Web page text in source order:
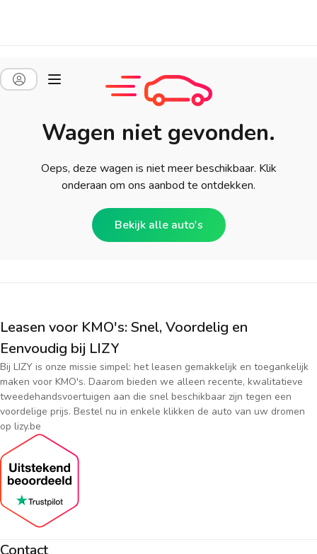
Wagen niet gevonden.
Oeps, deze wagen is niet meer beschikbaar. Klik
onderaan om ons aanbod te ontdekken.
Bekijk alle auto's
Leasen voor KMO's: Snel, Voordelig en
Eenvoudig bij LIZY
Bij LIZY is onze missie simpel: het leasen gemakkelijk en toegankelijk
maken voor KMO's. Daarom bieden we alleen recente, kwalitatieve
tweedehandsvoertuigen aan die snel beschikbaar zijn tegen een
voordelige prijs. Bestel nu in enkele klikken de auto van uw dromen
op lizy.be
Contact